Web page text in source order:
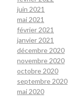
juin 2021
mai 2021
février 2021
janvier 2021
décembre 2020
novembre 2020
octobre 2020
septembre 2020
mai 2020